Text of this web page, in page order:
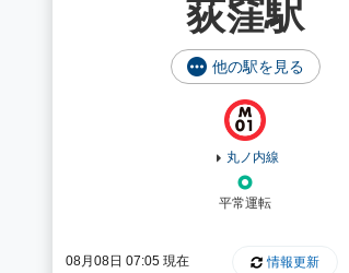
荻窪駅
他の駅を見る
08月08日 07:05 現在 情報更新
丸ノ内線
平常運転